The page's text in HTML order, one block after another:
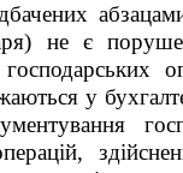
не є
у